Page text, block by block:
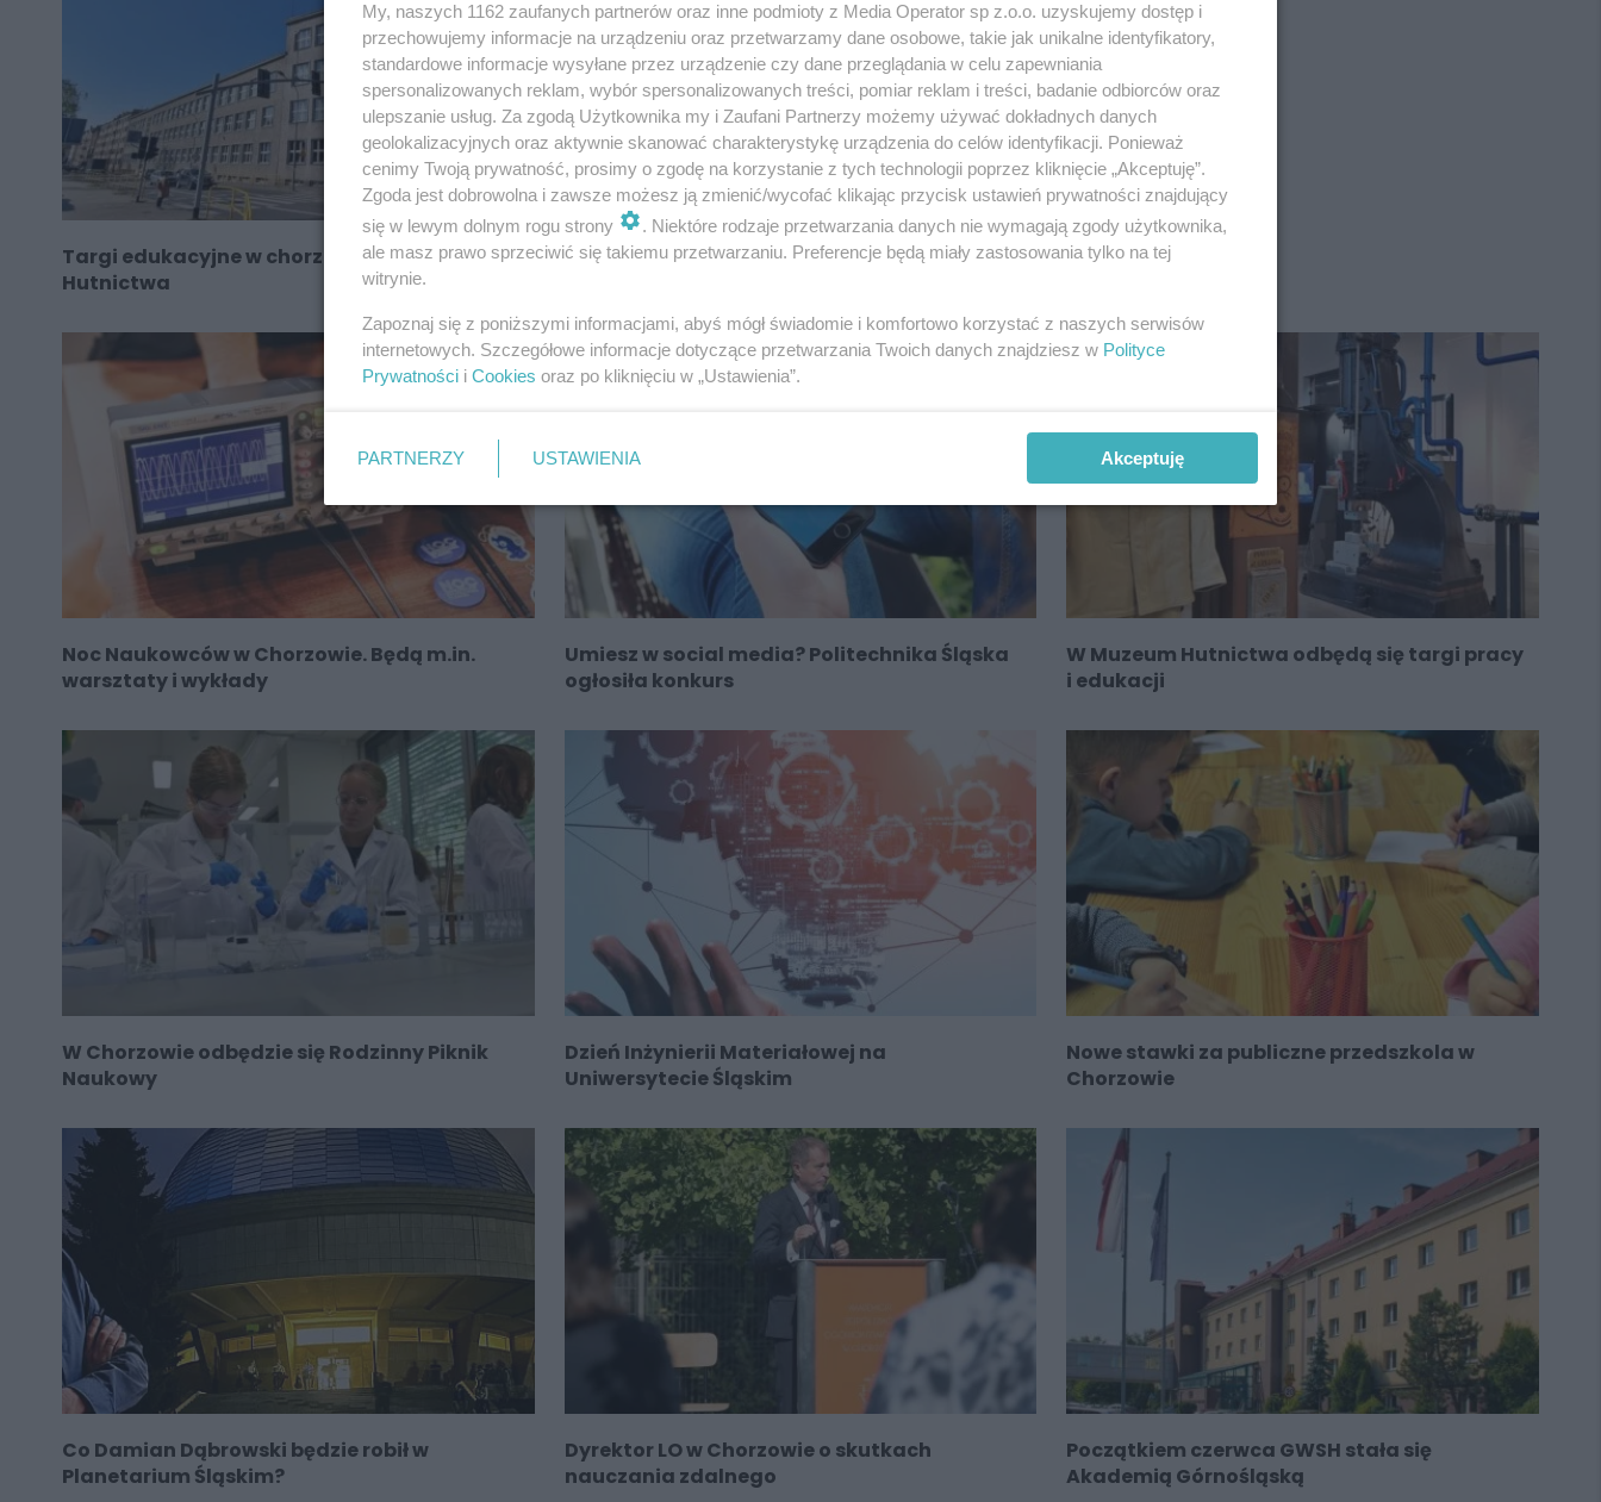
Targi edukacyjne w chorzowskim Muzeum
Hutnictwa
„Kosmiczne zoo” – nowy seans w Planetarium
Noc Naukowców w Chorzowie. Będą m.in.
warsztaty i wykłady
Umiesz w social media? Politechnika Śląska
ogłosiła konkurs
W Muzeum Hutnictwa odbędą się targi pracy
i edukacji
W Chorzowie odbędzie się Rodzinny Piknik
Naukowy
Dzień Inżynierii Materiałowej na
Uniwersytecie Śląskim
Nowe stawki za publiczne przedszkola w
Chorzowie
Co Damian Dąbrowski będzie robił w
Planetarium Śląskim?
Dyrektor LO w Chorzowie o skutkach
nauczania zdalnego
Początkiem czerwca GWSH stała się
Akademią Górnośląską
My, naszych 1162 zaufanych partnerów oraz inne podmioty z Media Operator sp z.o.o. uzyskujemy dostęp i
przechowujemy informacje na urządzeniu oraz przetwarzamy dane osobowe, takie jak unikalne identyfikatory,
standardowe informacje wysyłane przez urządzenie czy dane przeglądania w celu zapewniania
spersonalizowanych reklam, wybór spersonalizowanych treści, pomiar reklam i treści, badanie odbiorców oraz
ulepszanie usług. Za zgodą Użytkownika my i Zaufani Partnerzy możemy używać dokładnych danych
geolokalizacyjnych oraz aktywnie skanować charakterystykę urządzenia do celów identyfikacji. Ponieważ
cenimy Twoją prywatność, prosimy o zgodę na korzystanie z tych technologii poprzez kliknięcie „Akceptuję”.
Zgoda jest dobrowolna i zawsze możesz ją zmienić/wycofać klikając przycisk ustawień prywatności znajdujący
się w lewym dolnym rogu strony
. Niektóre rodzaje przetwarzania danych nie wymagają zgody użytkownika,
ale masz prawo sprzeciwić się takiemu przetwarzaniu. Preferencje będą miały zastosowania tylko na tej
witrynie.
Zapoznaj się z poniższymi informacjami, abyś mógł świadomie i komfortowo korzystać z naszych serwisów
internetowych. Szczegółowe informacje dotyczące przetwarzania Twoich danych znajdziesz w Polityce
Prywatności i Cookies oraz po kliknięciu w „Ustawienia”.
PARTNERZY USTAWIENIA Akceptuję